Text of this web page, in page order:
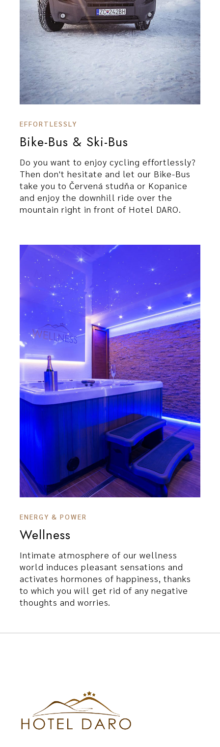
EFFORTLESSLY
Bike-Bus & Ski-Bus
Do you want to enjoy cycling effortlessly?
Then don't hesitate and let our Bike-Bus
take you to Červená studňa or Kopanice
and enjoy the downhill ride over the
mountain right in front of Hotel DARO.
ENERGY & POWER
Wellness
Intimate atmosphere of our wellness
world induces pleasant sensations and
activates hormones of happiness, thanks
to which you will get rid of any negative
thoughts and worries.